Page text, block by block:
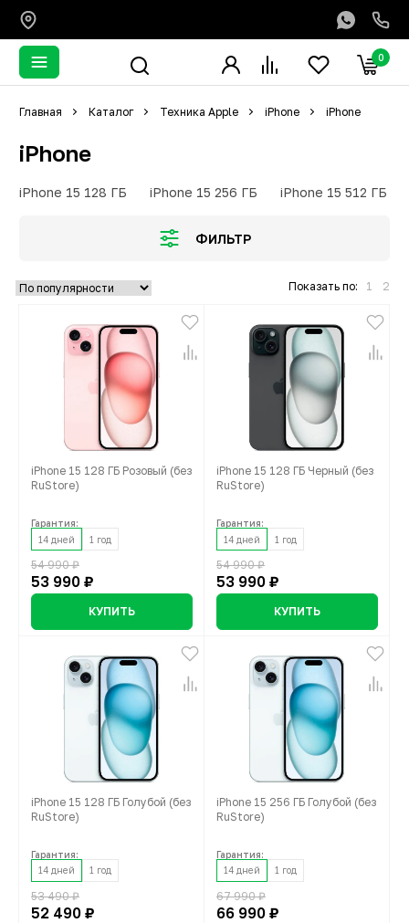
0
Главная Каталог Техника Apple iPhone iPhone
iPhone
iPhone 15 128 ГБ iPhone 15 256 ГБ iPhone 15 512 ГБ
ФИЛЬТР
Показать по: 1 2
iPhone 15 128 ГБ Розовый (без
RuStore)
Гарантия:
14 дней
1 год
54 990 ₽
53 990 ₽
КУПИТЬ
iPhone 15 128 ГБ Черный (без
RuStore)
Гарантия:
14 дней
1 год
54 990 ₽
53 990 ₽
КУПИТЬ
iPhone 15 128 ГБ Голубой (без
RuStore)
Гарантия:
14 дней
1 год
53 490 ₽
52 490 ₽
iPhone 15 256 ГБ Голубой (без
RuStore)
Гарантия:
14 дней
1 год
67 990 ₽
66 990 ₽